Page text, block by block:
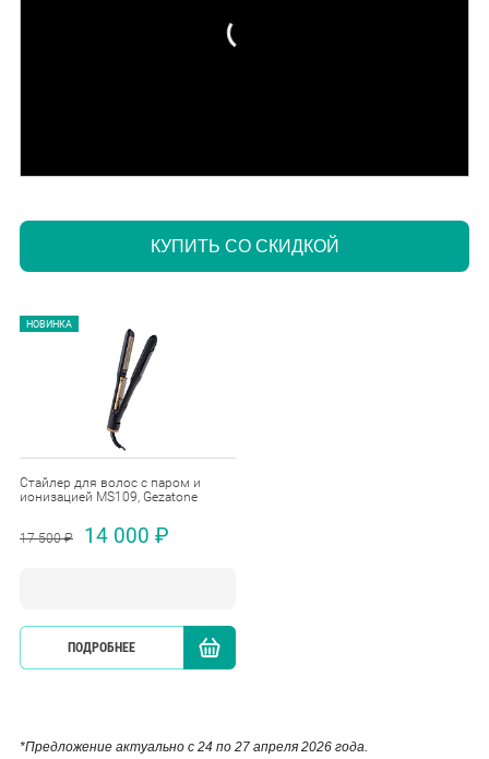
КУПИТЬ СО СКИДКОЙ
НОВИНКА
Стайлер для волос с паром и
ионизацией MS109, Gezatone
17 500 ₽ 14 000 ₽
ПОДРОБНЕЕ
*Предложение актуально с 24 по 27 апреля 2026 года.